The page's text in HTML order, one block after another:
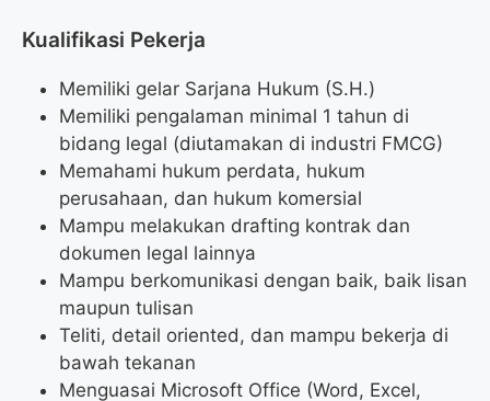
Kualifikasi Pekerja
Memiliki gelar Sarjana Hukum (S.H.)
Memiliki pengalaman minimal 1 tahun di
bidang legal (diutamakan di industri FMCG)
Memahami hukum perdata, hukum
perusahaan, dan hukum komersial
Mampu melakukan drafting kontrak dan
dokumen legal lainnya
Mampu berkomunikasi dengan baik, baik lisan
maupun tulisan
Teliti, detail oriented, dan mampu bekerja di
bawah tekanan
Menguasai Microsoft Office (Word, Excel,